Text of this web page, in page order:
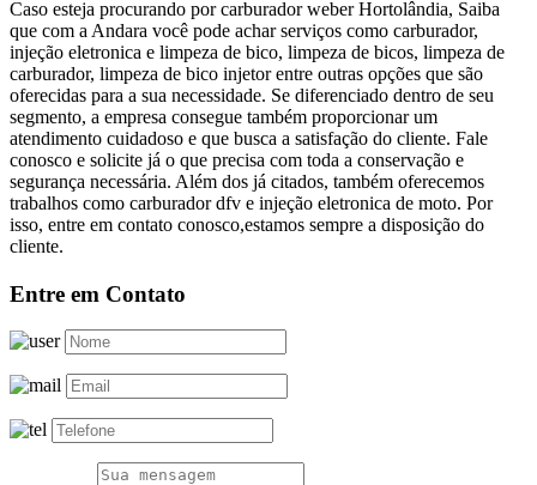
Caso esteja procurando por carburador weber Hortolândia, Saiba
que com a Andara você pode achar serviços como carburador,
injeção eletronica e limpeza de bico, limpeza de bicos, limpeza de
carburador, limpeza de bico injetor entre outras opções que são
oferecidas para a sua necessidade. Se diferenciado dentro de seu
segmento, a empresa consegue também proporcionar um
atendimento cuidadoso e que busca a satisfação do cliente. Fale
conosco e solicite já o que precisa com toda a conservação e
segurança necessária. Além dos já citados, também oferecemos
trabalhos como carburador dfv e injeção eletronica de moto. Por
isso, entre em contato conosco,estamos sempre a disposição do
cliente.
Entre em Contato